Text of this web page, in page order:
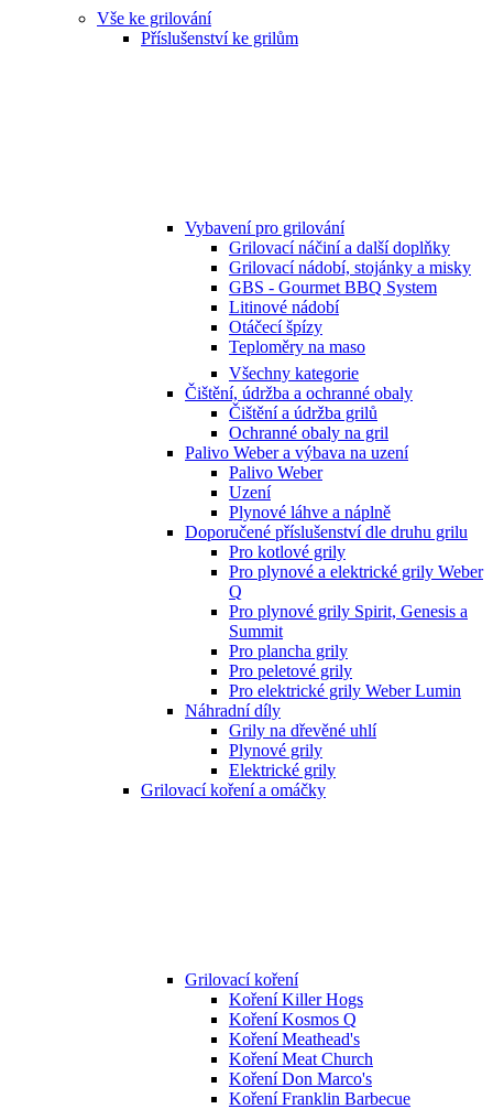
Vše ke grilování
Příslušenství ke grilům
Vybavení pro grilování
Grilovací náčiní a další doplňky
Grilovací nádobí, stojánky a misky
GBS - Gourmet BBQ System
Litinové nádobí
Otáčecí špízy
Teploměry na maso
Všechny kategorie
Čištění, údržba a ochranné obaly
Čištění a údržba grilů
Ochranné obaly na gril
Palivo Weber a výbava na uzení
Palivo Weber
Uzení
Plynové láhve a náplně
Doporučené příslušenství dle druhu grilu
Pro kotlové grily
Pro plynové a elektrické grily Weber
Q
Pro plynové grily Spirit, Genesis a
Summit
Pro plancha grily
Pro peletové grily
Pro elektrické grily Weber Lumin
Náhradní díly
Grily na dřevěné uhlí
Plynové grily
Elektrické grily
Grilovací koření a omáčky
Grilovací koření
Koření Killer Hogs
Koření Kosmos Q
Koření Meathead's
Koření Meat Church
Koření Don Marco's
Koření Franklin Barbecue